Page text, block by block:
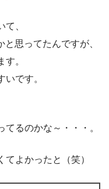
、
思ってたんですが、
。
です。
るのかな～・・・。
よかったと（笑）